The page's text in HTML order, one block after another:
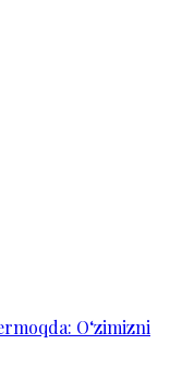
O‘zimizni